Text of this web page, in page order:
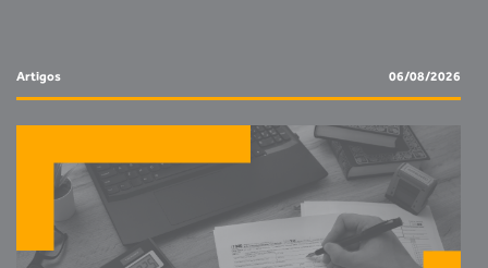
Artigos 06/08/2026